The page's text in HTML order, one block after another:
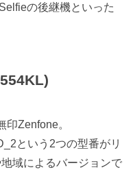
の後継機といった
Zenfone。
という2つの型番がリ
域によるバージョンで